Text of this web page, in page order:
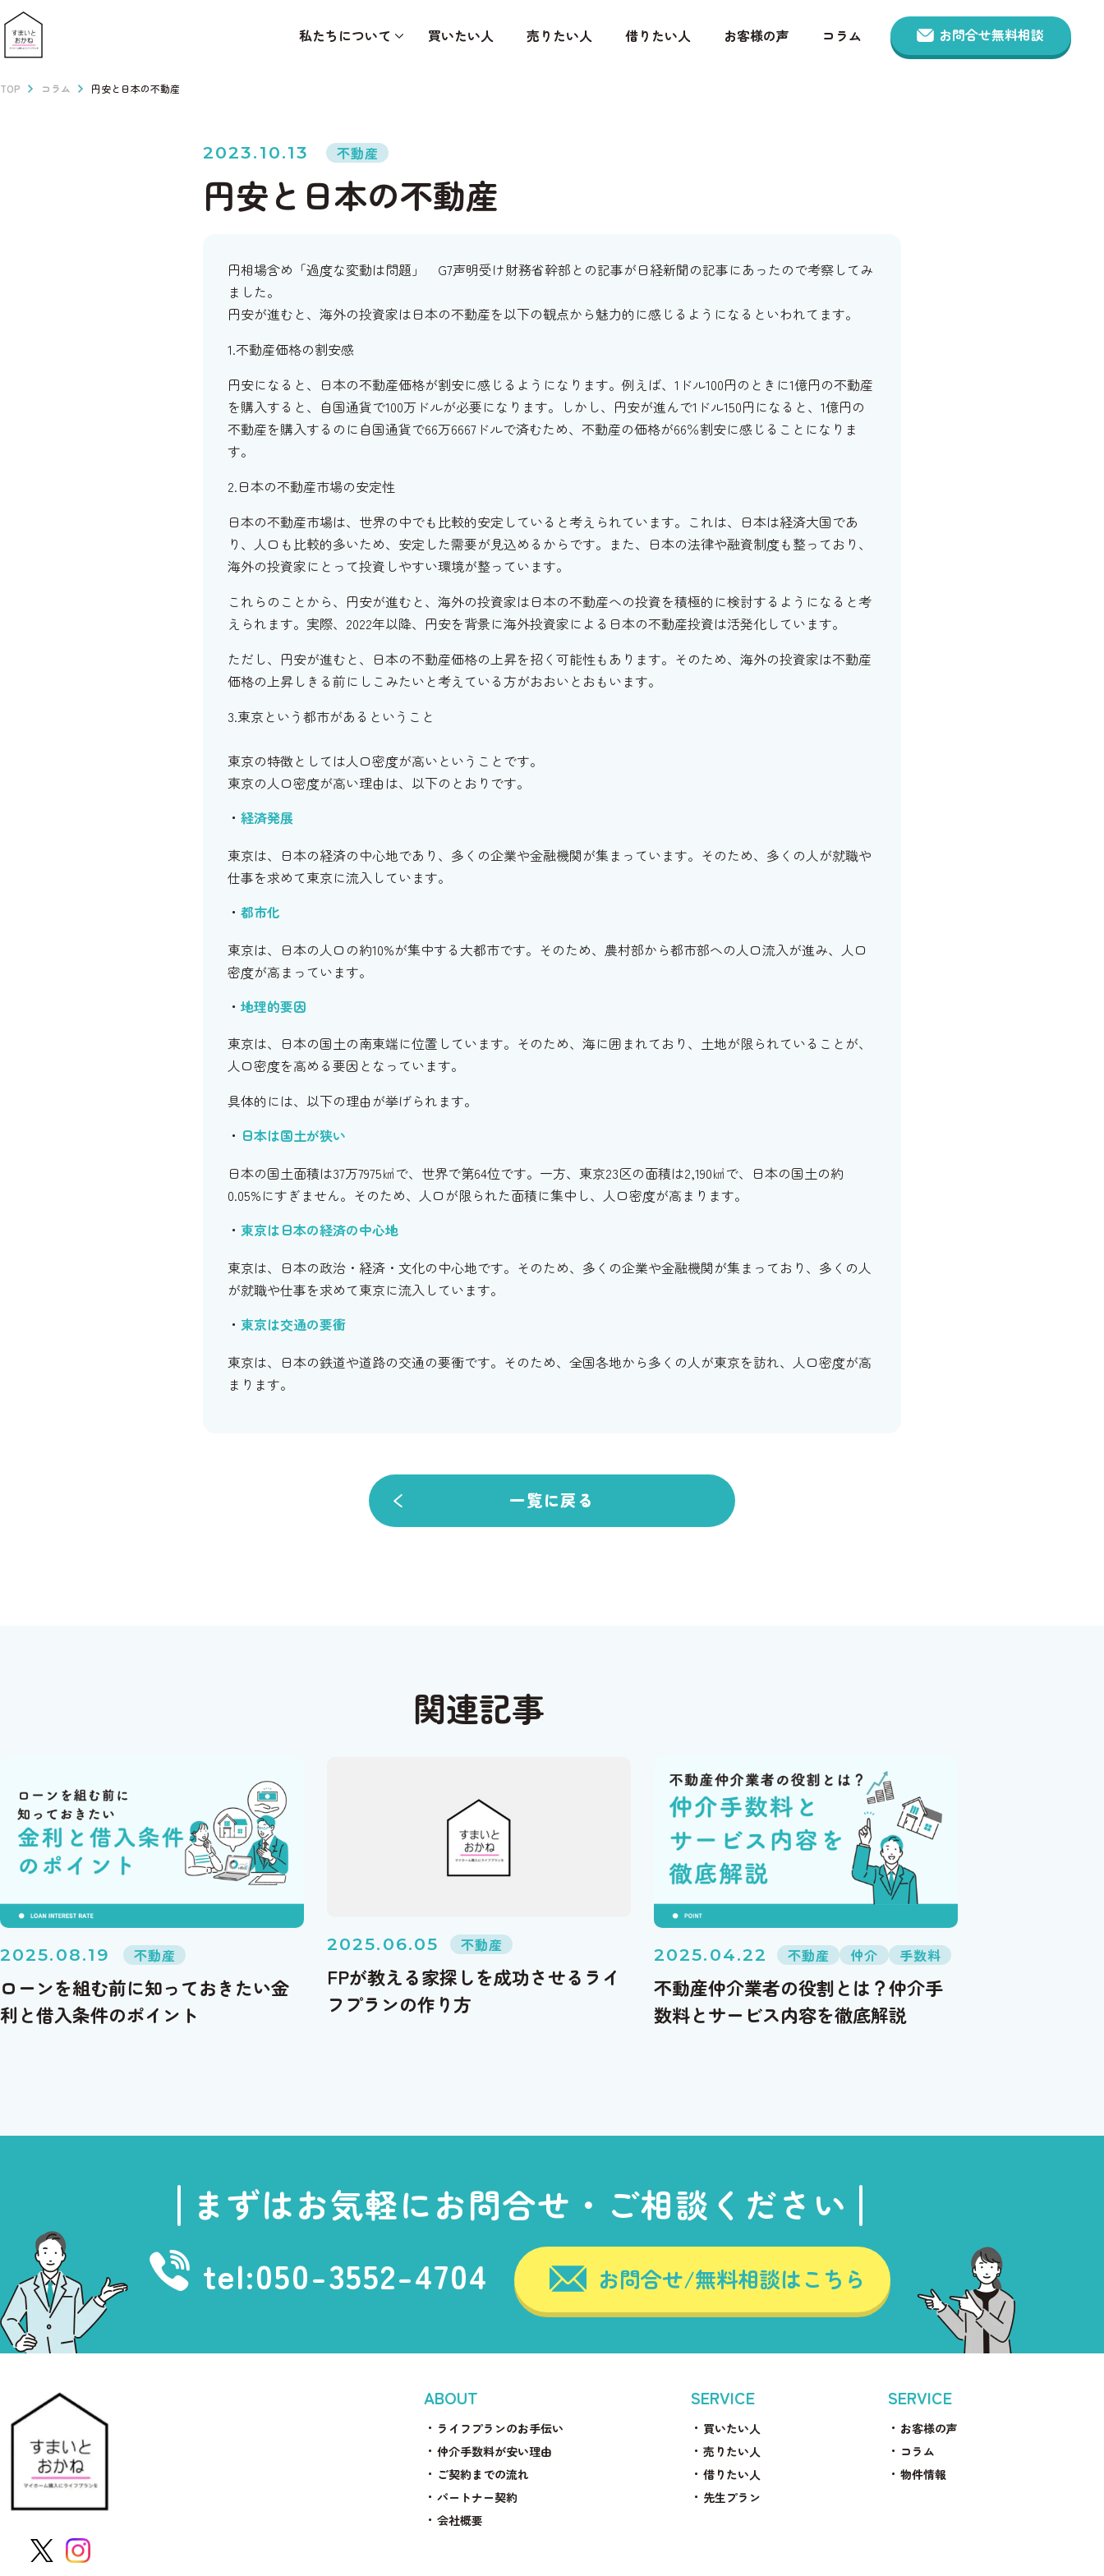
私たちについて 買いたい人 売りたい人 借りたい人 お客様の声 コラム お問合せ無料相談
TOP コラム 円安と日本の不動産
2023.10.13 不動産
円安と日本の不動産
円相場含め「過度な変動は問題」 G7声明受け財務省幹部との記事が日経新聞の記事にあったので考察してみ
ました。
円安が進むと、海外の投資家は日本の不動産を以下の観点から魅力的に感じるようになるといわれてます。
1.不動産価格の割安感
円安になると、日本の不動産価格が割安に感じるようになります。例えば、1ドル100円のときに1億円の不動産
を購入すると、自国通貨で100万ドルが必要になります。しかし、円安が進んで1ドル150円になると、1億円の
不動産を購入するのに自国通貨で66万6667ドルで済むため、不動産の価格が66％割安に感じることになりま
す。
2.日本の不動産市場の安定性
日本の不動産市場は、世界の中でも比較的安定していると考えられています。これは、日本は経済大国であ
り、人口も比較的多いため、安定した需要が見込めるからです。また、日本の法律や融資制度も整っており、
海外の投資家にとって投資しやすい環境が整っています。
これらのことから、円安が進むと、海外の投資家は日本の不動産への投資を積極的に検討するようになると考
えられます。実際、2022年以降、円安を背景に海外投資家による日本の不動産投資は活発化しています。
ただし、円安が進むと、日本の不動産価格の上昇を招く可能性もあります。そのため、海外の投資家は不動産
価格の上昇しきる前にしこみたいと考えている方がおおいとおもいます。
3.東京という都市があるということ
東京の特徴としては人口密度が高いということです。
東京の人口密度が高い理由は、以下のとおりです。
経済発展
東京は、日本の経済の中心地であり、多くの企業や金融機関が集まっています。そのため、多くの人が就職や
仕事を求めて東京に流入しています。
都市化
東京は、日本の人口の約10%が集中する大都市です。そのため、農村部から都市部への人口流入が進み、人口
密度が高まっています。
地理的要因
東京は、日本の国土の南東端に位置しています。そのため、海に囲まれており、土地が限られていることが、
人口密度を高める要因となっています。
具体的には、以下の理由が挙げられます。
日本は国土が狭い
日本の国土面積は37万7975㎢で、世界で第64位です。一方、東京23区の面積は2,190㎢で、日本の国土の約
0.05%にすぎません。そのため、人口が限られた面積に集中し、人口密度が高まります。
東京は日本の経済の中心地
東京は、日本の政治・経済・文化の中心地です。そのため、多くの企業や金融機関が集まっており、多くの人
が就職や仕事を求めて東京に流入しています。
東京は交通の要衝
東京は、日本の鉄道や道路の交通の要衝です。そのため、全国各地から多くの人が東京を訪れ、人口密度が高
まります。
一覧に戻る
関連記事
2025.08.19 不動産
ローンを組む前に知っておきたい金
利と借入条件のポイント
2025.06.05 不動産
FPが教える家探しを成功させるライ
フプランの作り方
2025.04.22 不動産 仲介 手数料
不動産仲介業者の役割とは？仲介手
数料とサービス内容を徹底解説
まずはお気軽にお問合せ・ご相談ください
tel:050-3552-4704 お問合せ/無料相談はこちら
ABOUT
ライフプランのお手伝い
仲介手数料が安い理由
ご契約までの流れ
パートナー契約
会社概要
SERVICE
買いたい人
売りたい人
借りたい人
先生プラン
SERVICE
お客様の声
コラム
物件情報